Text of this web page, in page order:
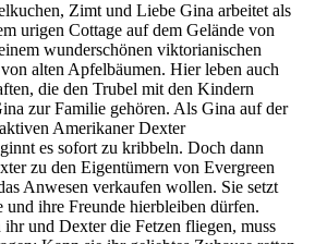
Zimt und Liebe Gina arbeitet als
urigen Cottage auf dem Gelände von
wunderschönen viktorianischen
alten Apfelbäumen. Hier leben auch
die den Trubel mit den Kindern
zur Familie gehören. Als Gina auf der
Amerikaner Dexter
es sofort zu kribbeln. Doch dann
zu den Eigentümern von Evergreen
Anwesen verkaufen wollen. Sie setzt
und ihre Freunde hierbleiben dürfen.
und Dexter die Fetzen fliegen, muss